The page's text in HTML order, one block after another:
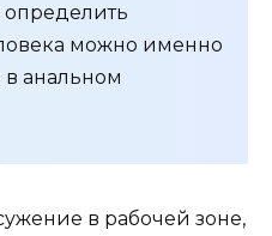
определить
можно именно
в анальном
в рабочей зоне,